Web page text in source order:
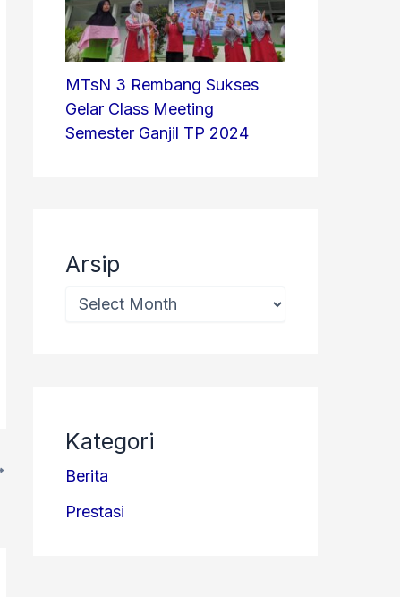
MTsN 3 Rembang Sukses
Gelar Class Meeting
Semester Ganjil TP 2024
Arsip
Kategori
Berita
Prestasi